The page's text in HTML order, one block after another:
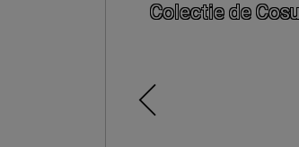
Colectie de